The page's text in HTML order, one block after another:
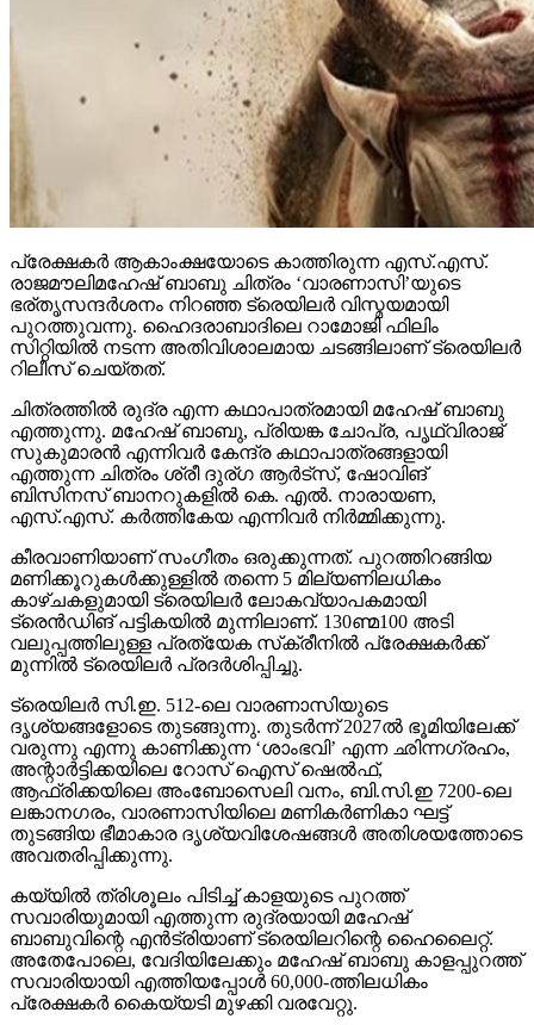
പ്രേക്ഷകര്‍ ആകാംക്ഷയോടെ കാത്തിരുന്ന എസ്.എസ്.
രാജമൗലിമഹേഷ് ബാബു ചിത്രം ‘വാരണാസി’യുടെ
ഭര്തൃസന്ദര്‍ശനം നിറഞ്ഞ ട്രെയിലര്‍ വിസ്മയമായി
പുറത്തുവന്നു. ഹൈദരാബാദിലെ റാമോജി ഫിലിം
സിറ്റിയില്‍ നടന്ന അതിവിശാലമായ ചടങ്ങിലാണ് ട്രെയിലര്‍
റിലീസ് ചെയ്തത്.
ചിത്രത്തില്‍ രുദ്ര എന്ന കഥാപാത്രമായി മഹേഷ് ബാബു
എത്തുന്നു. മഹേഷ് ബാബു, പ്രിയങ്ക ചോപ്ര, പൃഥ്വിരാജ്
സുകുമാരന്‍ എന്നിവര്‍ കേന്ദ്ര കഥാപാത്രങ്ങളായി
എത്തുന്ന ചിത്രം ശ്രീ ദുര്ഗ ആര്‍ട്‌സ്, ഷോവിങ്
ബിസിനസ് ബാനറുകളില്‍ കെ. എല്‍. നാരായണ,
എസ്.എസ്. കര്‍ത്തികേയ എന്നിവര്‍ നിര്‍മ്മിക്കുന്നു.
കീരവാണിയാണ് സംഗീതം ഒരുക്കുന്നത്. പുറത്തിറങ്ങിയ
മണിക്കൂറുകള്‍ക്കുള്ളില്‍ തന്നെ 5 മില്യണിലധികം
കാഴ്ചകളുമായി ട്രെയിലര്‍ ലോകവ്യാപകമായി
ട്രെന്‍ഡിങ് പട്ടികയില്‍ മുന്നിലാണ്. 130ണ്മ100 അടി
വലുപ്പത്തിലുള്ള പ്രത്യേക സ്‌ക്രീനില്‍ പ്രേക്ഷകര്‍ക്ക്
മുന്നില്‍ ട്രെയിലര്‍ പ്രദര്‍ശിപ്പിച്ചു.
ട്രെയിലര്‍ സി.ഇ. 512-ലെ വാരണാസിയുടെ
ദൃശ്യങ്ങളോടെ തുടങ്ങുന്നു. തുടര്‍ന്ന് 2027ല്‍ ഭൂമിയിലേക്ക്
വരുന്നു എന്നു കാണിക്കുന്ന ‘ശാംഭവി’ എന്ന ഛിന്നഗ്രഹം,
അന്റാര്‍ട്ടിക്കയിലെ റോസ് ഐസ് ഷെല്‍ഫ്,
ആഫ്രിക്കയിലെ അംബോസെലി വനം, ബി.സി.ഇ 7200-ലെ
ലങ്കാനഗരം, വാരണാസിയിലെ മണികര്‍ണികാ ഘട്ട്
തുടങ്ങിയ ഭീമാകാര ദൃശ്യവിശേഷങ്ങള്‍ അതിശയത്തോടെ
അവതരിപ്പിക്കുന്നു.
കയ്യില്‍ ത്രിശൂലം പിടിച്ച് കാളയുടെ പുറത്ത്
സവാരിയുമായി എത്തുന്ന രുദ്രയായി മഹേഷ്
ബാബുവിന്റെ എന്‍ട്രിയാണ് ട്രെയിലറിന്റെ ഹൈലൈറ്റ്.
അതേപോലെ, വേദിയിലേക്കും മഹേഷ് ബാബു കാളപ്പുറത്ത്
സവാരിയായി എത്തിയപ്പോള്‍ 60,000-ത്തിലധികം
പ്രേക്ഷകര്‍ കൈയ്യടി മുഴക്കി വരവേറ്റു.